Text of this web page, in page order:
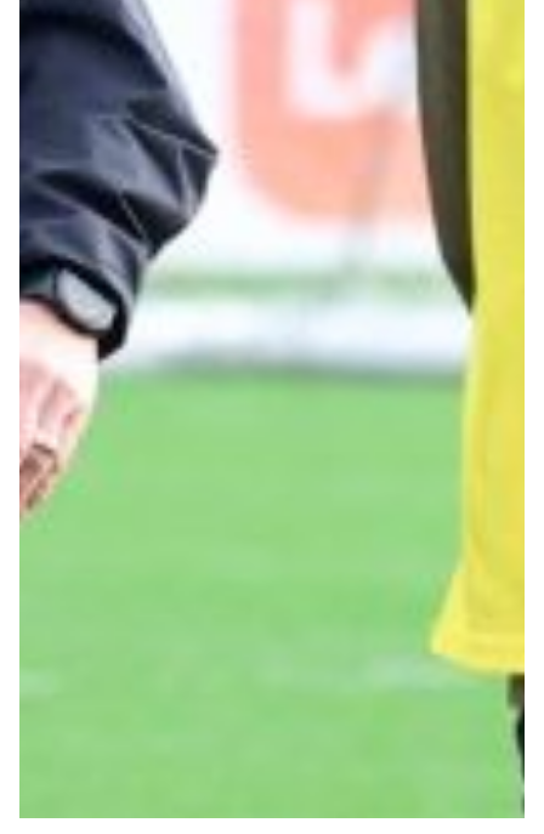
Robe di Kappa x Genoa
Vintage Collection
Red&Blue Voices
Kids
Accessori
Party
Outlet
Caffè Boasi x Genoa